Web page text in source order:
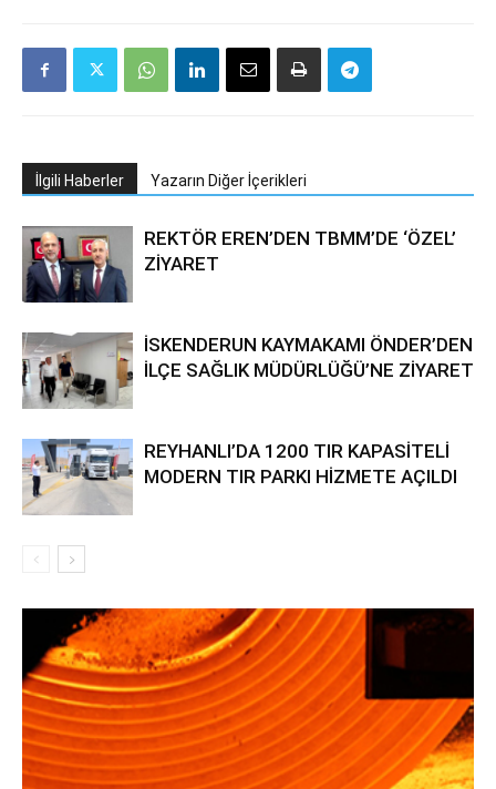
İlgili Haberler Yazarın Diğer İçerikleri
REKTÖR EREN’DEN TBMM’DE ‘ÖZEL’
ZİYARET
İSKENDERUN KAYMAKAMI ÖNDER’DEN
İLÇE SAĞLIK MÜDÜRLÜĞÜ’NE ZİYARET
REYHANLI’DA 1200 TIR KAPASİTELİ
MODERN TIR PARKI HİZMETE AÇILDI